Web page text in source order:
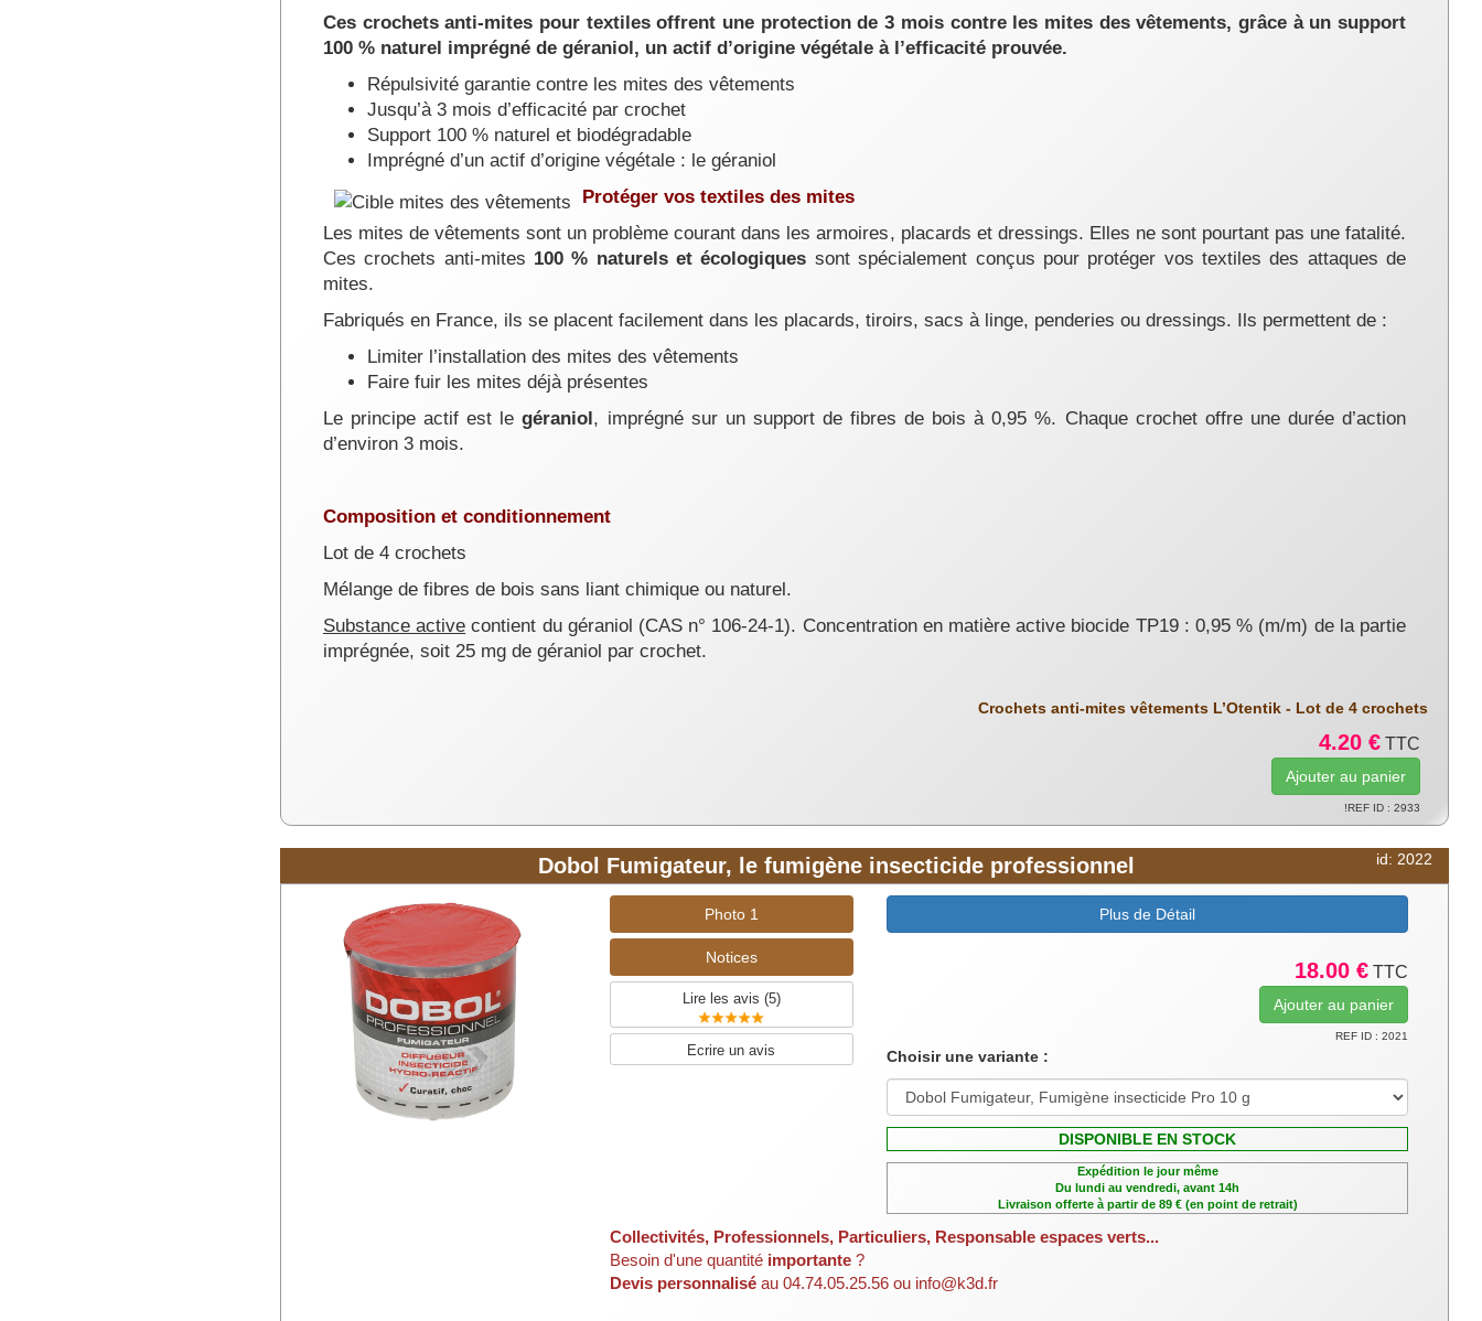
Ces crochets anti-mites pour textiles offrent une protection de 3 mois contre les mites des vêtements, grâce à un support
100 % naturel imprégné de géraniol, un actif d’origine végétale à l’efficacité prouvée.
Répulsivité garantie contre les mites des vêtements
Jusqu’à 3 mois d’efficacité par crochet
Support 100 % naturel et biodégradable
Imprégné d’un actif d’origine végétale : le géraniol
Protéger vos textiles des mites
Les mites de vêtements sont un problème courant dans les armoires, placards et dressings. Elles ne sont pourtant pas une fatalité.
Ces crochets anti-mites 100 % naturels et écologiques sont spécialement conçus pour protéger vos textiles des attaques de
mites.
Fabriqués en France, ils se placent facilement dans les placards, tiroirs, sacs à linge, penderies ou dressings. Ils permettent de :
Limiter l’installation des mites des vêtements
Faire fuir les mites déjà présentes
Le principe actif est legéraniol, imprégné sur un support de fibres de bois à 0,95 %. Chaque crochet offre une durée d’action
d’environ 3 mois.
Composition et conditionnement
Lot de 4 crochets
Mélange de fibres de bois sans liant chimique ou naturel.
Substance active contient du géraniol (CAS n° 106-24-1). Concentration en matière active biocide TP19 : 0,95 % (m/m) de la partie
imprégnée, soit 25 mg de géraniol par crochet.
Crochets anti-mites vêtements L’Otentik - Lot de 4 crochets
4.20 € TTC
!REF ID : 2933
id: 2022
Dobol Fumigateur, le fumigène insecticide professionnel
Photo 1
Notices
Lire les avis (5)
Ecrire un avis
Plus de Détail
18.00 € TTC
REF ID : 2021
Choisir une variante :
DISPONIBLE EN STOCK
Expédition le jour même
Du lundi au vendredi, avant 14h
Livraison offerte à partir de 89 € (en point de retrait)
Collectivités, Professionnels, Particuliers, Responsable espaces verts...
Besoin d'une quantité importante?
Devis personnaliséau 04.74.05.25.56 ou info@k3d.fr